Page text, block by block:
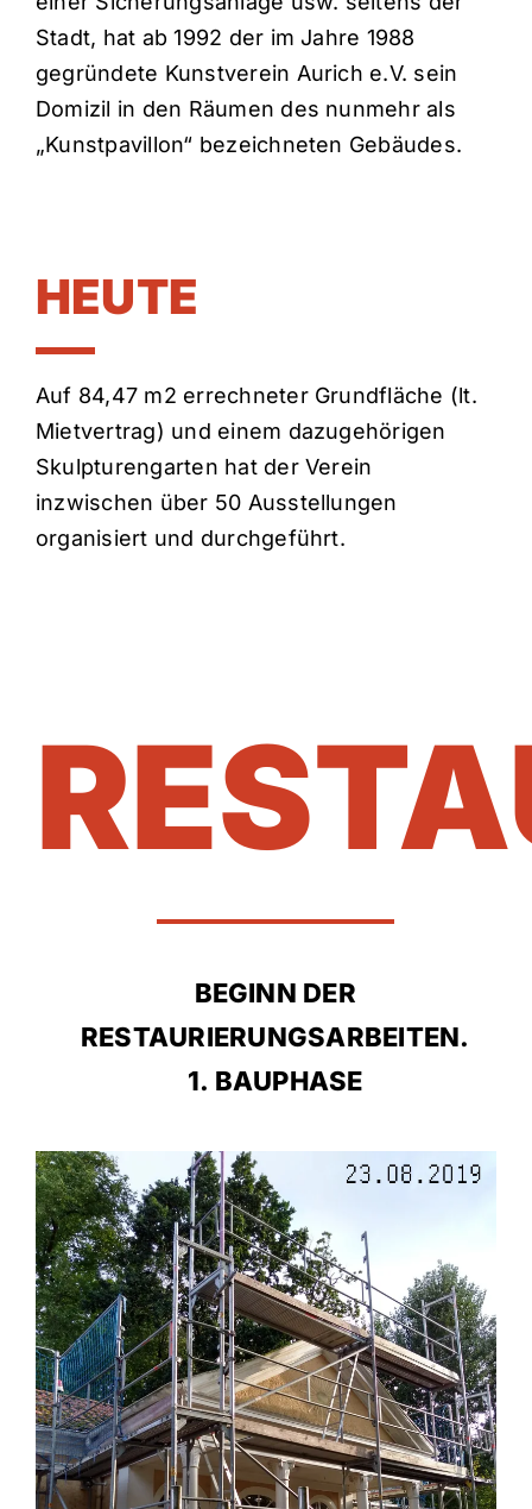
Stadt, hat ab 1992 der im Jahre 1988
gegründete Kunstverein Aurich e.V. sein
Domizil in den Räumen des nunmehr als
„Kunstpavillon“ bezeichneten Gebäudes.
HEUTE
Auf 84,47 m2 errechneter Grundfläche (lt.
Mietvertrag) und einem dazugehörigen
Skulpturengarten hat der Verein
inzwischen über 50 Ausstellungen
organisiert und durchgeführt.
BEGINN DER
RESTAURIERUNGSARBEITEN.
1. BAUPHASE